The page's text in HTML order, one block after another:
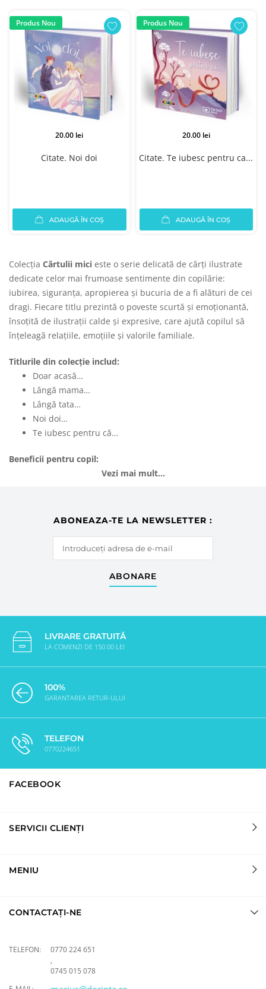
Produs Nou
Citate. Noi doi
20.00 lei
ADAUGĂ ÎN COȘ
Produs Nou
Citate. Te iubesc pentru ca...
20.00 lei
ADAUGĂ ÎN COȘ
Colecția Cărtulii mici este o serie delicată de cărți ilustrate
dedicate celor mai frumoase sentimente din copilărie:
iubirea, siguranța, apropierea și bucuria de a fi alături de cei
dragi. Fiecare titlu prezintă o poveste scurtă și emoționantă,
însoțită de ilustrații calde și expresive, care ajută copilul să
înțeleagă relațiile, emoțiile și valorile familiale.
Titlurile din colecție includ:
Doar acasă…
Lângă mama…
Lângă tata…
Noi doi…
Te iubesc pentru că…
Beneficii pentru copil:
Vezi mai mult...
ABONEAZA-TE LA NEWSLETTER :
ABONARE
LIVRARE GRATUITĂ
LA COMENZI DE 150.00 LEI
100%
GARANTAREA RETUR-ULUI
TELEFON
0770224651
FACEBOOK
SERVICII CLIENȚI
MENIU
CONTACTAȚI-NE
TELEFON:
0770 224 651
,
0745 015 078